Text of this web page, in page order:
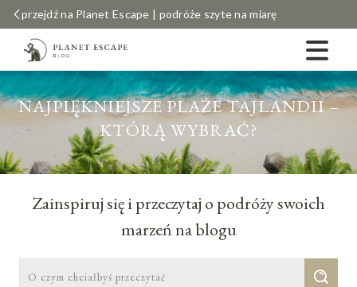
przejdź na Planet Escape | podróże szyte na miarę
NAJPIĘKNIEJSZE PLAŻE TAJLANDII –
KTÓRĄ WYBRAĆ?
Zainspiruj się i przeczytaj o podróży swoich
marzeń na blogu